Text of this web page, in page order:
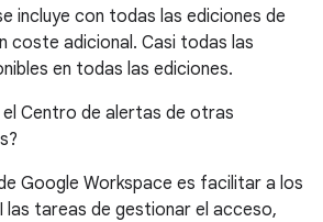
incluye con todas las ediciones de
coste adicional. Casi todas las
en todas las ediciones.
el Centro de alertas de otras
Google Workspace es facilitar a los
las tareas de gestionar el acceso,